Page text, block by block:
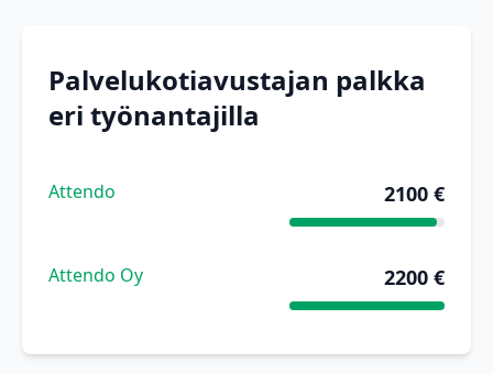
Palvelukotiavustajan palkka
eri työnantajilla
Attendo 2100 €
Attendo Oy 2200 €